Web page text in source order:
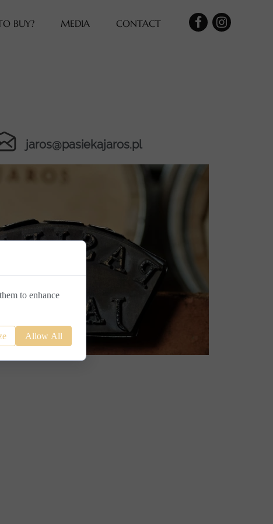
BUY? MEDIA CONTACT
jaros@pasiekajaros.pl
to enhance
Allow All